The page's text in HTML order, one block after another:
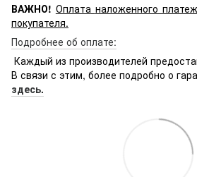
ВАЖНО! Оплата наложенного
покупателя.
Подробнее об оплате:
Каждый из производителей
В связи с этим, более подробно о
здесь.